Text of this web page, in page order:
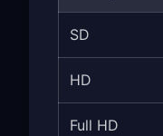
SD
HD
Full HD